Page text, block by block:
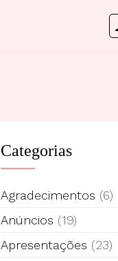
Categorias
Agradecimentos (6)
Anúncios (19)
Apresentações (23)